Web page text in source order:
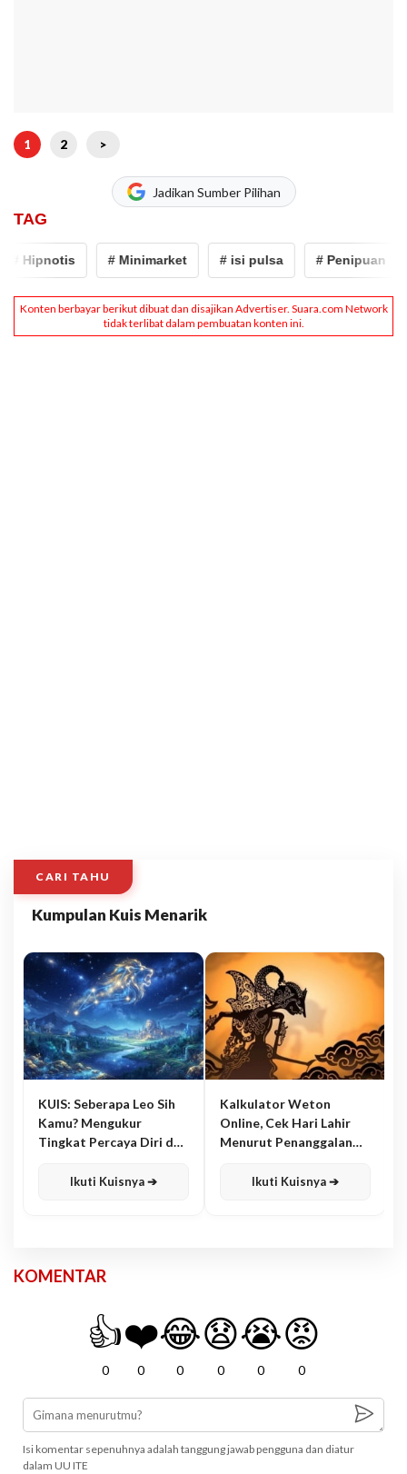
1 2 >
Jadikan Sumber Pilihan
TAG
# Hipnotis # Minimarket # isi pulsa # Penipuan
CARI TAHU
Kumpulan Kuis Menarik
KUIS: Seberapa Leo Sih
Kamu? Mengukur
Tingkat Percaya Diri dan
Ikuti Kuisnya ➔
Kalkulator Weton
Online, Cek Hari Lahir
Menurut Penanggalan
Ikuti Kuisnya ➔
KOMENTAR
👍
0
❤️
0
😂
0
😧
0
😭
0
😡
0
Isi komentar sepenuhnya adalah tanggung jawab pengguna dan diatur
dalam UU ITE